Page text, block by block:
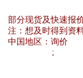
部分现货及快速报
注：想及时得到资
中国地区： 询价
;